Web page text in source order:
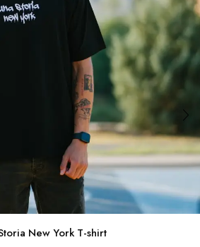
New York T-shirt